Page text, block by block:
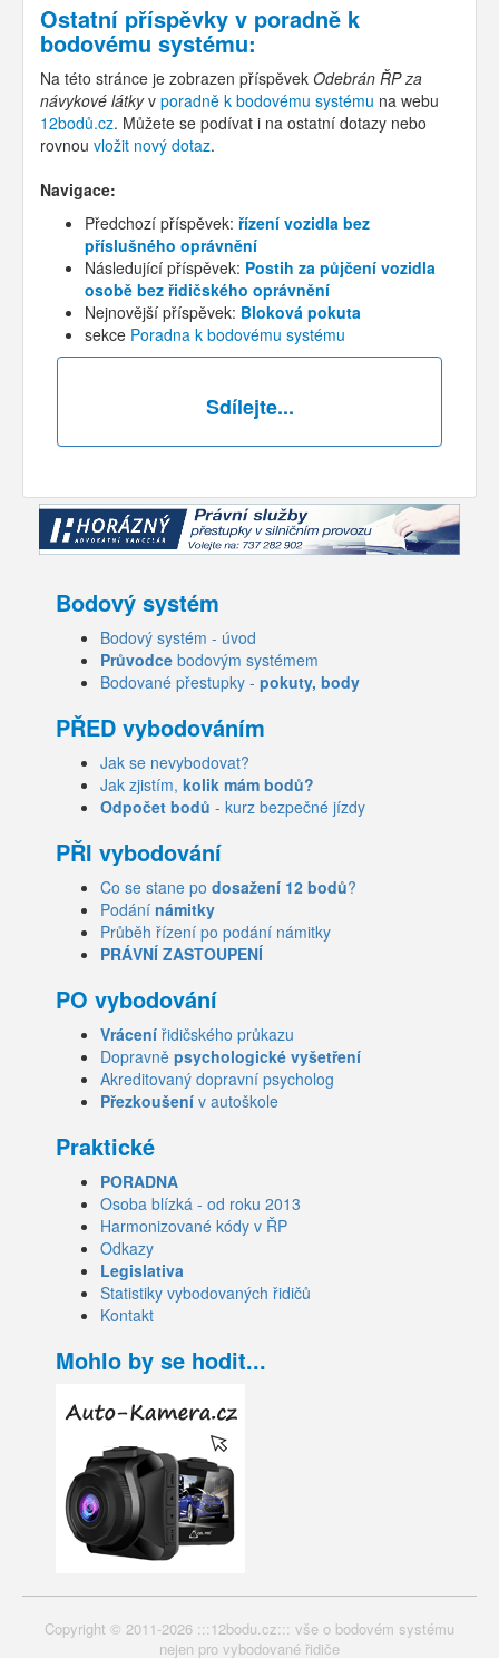
Ostatní příspěvky v poradně k
bodovému systému:
Na této stránce je zobrazen příspěvek Odebrán ŘP za
návykové látkyv poradně k bodovému systému na webu
12bodů.cz. Můžete se podívat i na ostatní dotazy nebo
rovnou vložit nový dotaz.
Navigace:
Předchozí příspěvek: řízení vozidla bez
příslušného oprávnění
Následující příspěvek: Postih za půjčení vozidla
osobě bez řidičského oprávnění
Nejnovější příspěvek: Bloková pokuta
sekce Poradna k bodovému systému
Sdílejte...
Bodový systém
Bodový systém - úvod
Průvodce bodovým systémem
Bodované přestupky - pokuty, body
PŘED vybodováním
Jak se nevybodovat?
Jak zjistím, kolik mám bodů?
Odpočet bodů - kurz bezpečné jízdy
PŘI vybodování
Co se stane po dosažení 12 bodů?
Podání námitky
Průběh řízení po podání námitky
PRÁVNÍ ZASTOUPENÍ
PO vybodování
Vrácení řidičského průkazu
Dopravně psychologické vyšetření
Akreditovaný dopravní psycholog
Přezkoušení v autoškole
Praktické
PORADNA
Osoba blízká - od roku 2013
Harmonizované kódy v ŘP
Odkazy
Legislativa
Statistiky vybodovaných řidičů
Kontakt
Mohlo by se hodit...
Copyright © 2011-2026 :::12bodu.cz::: vše o bodovém systému
nejen pro vybodované řidiče